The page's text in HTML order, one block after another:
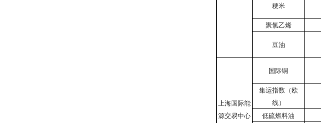
粳米
聚氯乙烯
豆油
上海国际能
源交易中心
国际铜
集运指数（欧
线）
低硫燃料油